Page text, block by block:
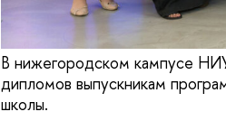
В нижегородском кампусе
дипломов выпускникам
школы.